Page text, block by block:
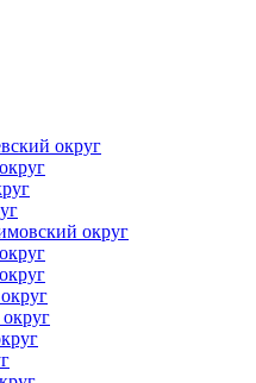
округ
округ